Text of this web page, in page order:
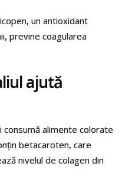
un antioxidant
previne coagularea
ajută
consumă alimente colorate
betacaroten, care
nivelul de colagen din